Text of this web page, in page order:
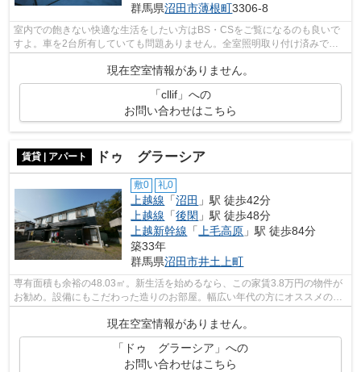
群馬県沼田市薄根町3306-8
室内での飽きない快適な生活をしたい方はBS・CSをご覧になるのも良いで
すよ。車を2台所有していても問題ありません。全室照明取り付け済みで楽
に住み始められる物件です。使い勝手のよ...
現在空室情報がありません。
「cllif」への
お問い合わせはこちら
賃貸 | アパート ドゥ グラーシア
敷0 礼0
上越線 「沼田 」駅 徒歩42分
上越線 「後閑 」駅 徒歩48分
上越新幹線 「上毛高原 」駅 徒歩84分
築33年
群馬県沼田市井土上町
専有面積も余裕の48.03㎡。新生活を始めるなら、この家賃3.8万円の物件が
お勧め。設備にもこだわった造りのお部屋。幅広い年代の方にオススメの、
現在空室情報がありません。
「ドゥ グラーシア」への
お問い合わせはこちら